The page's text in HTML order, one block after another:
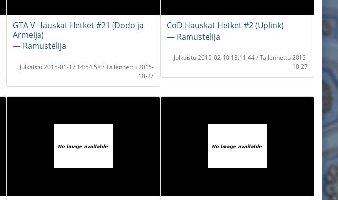
GTA V Hauskat Hetket #21 (Dodo ja
Armeija)
― Ramustelija
Julkaistu 2015-01-12 14:54:58 / Tallennettu 2015-
10-27
CoD Hauskat Hetket #2 (Uplink)
― Ramustelija
Julkaistu 2015-02-10 13:11:44 / Tallennettu 2015-
10-27